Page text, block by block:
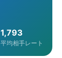
1,793
平均相手レート